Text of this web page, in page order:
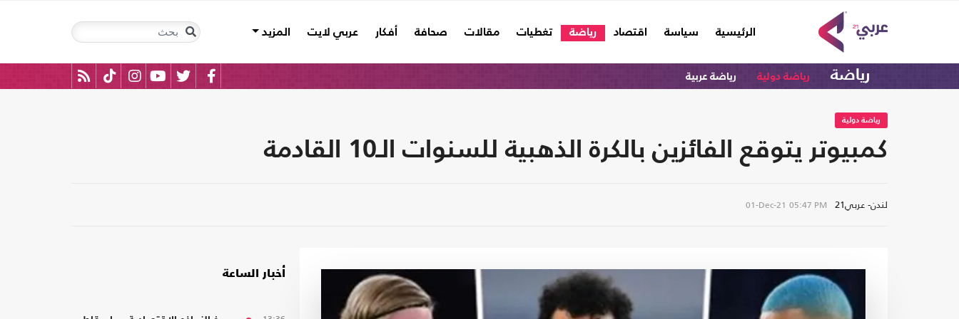
الرئيسية
(current) سياسة اقتصاد رياضة تغطيات مقالات صحافة أفكار عربي لايت المزيد
رياضة رياضة دولية رياضة عربية
رياضة دولية
كمبيوتر يتوقع الفائزين بالكرة الذهبية للسنوات الـ10 القادمة
لندن- عربي21 01-Dec-21 05:47 PM
أخبار الساعة